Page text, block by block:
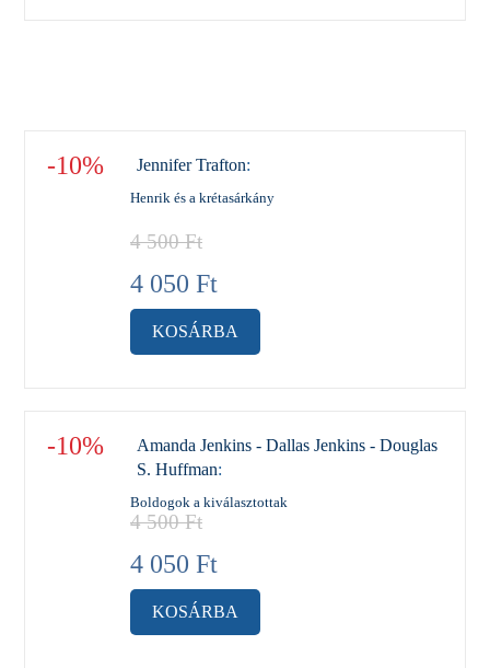
-10% Jennifer Trafton:
Henrik és a krétasárkány
4 500Ft
4 050 Ft
KOSÁRBA
-10%
Amanda Jenkins - Dallas Jenkins - Douglas
S. Huffman:
Boldogok a kiválasztottak
4 500Ft
4 050 Ft
KOSÁRBA